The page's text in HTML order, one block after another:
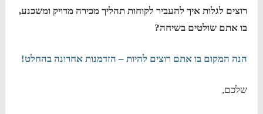
רוצים לגלות איך להעביר לקוחות תהליך מכירה מדויק ומשכנע,
בו אתם שולטים בשיחה?
הנה המקום בו אתם רוצים להיות – הזדמנות אחרונה בהחלט!
שלכם,